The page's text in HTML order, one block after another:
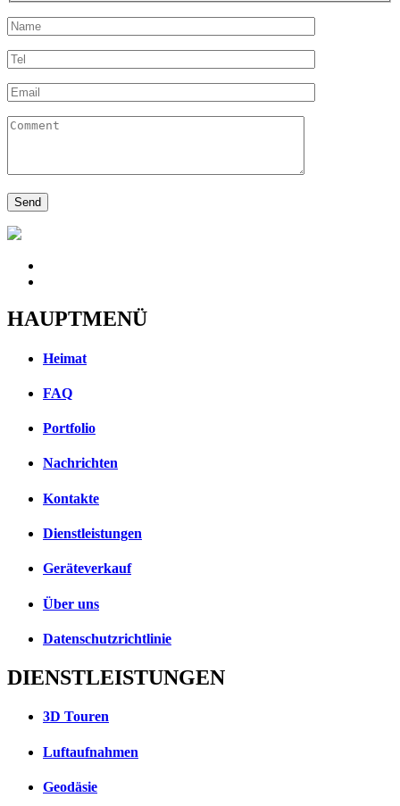
HAUPTMENÜ
Heimat
FAQ
Portfolio
Nachrichten
Kontakte
Dienstleistungen
Geräteverkauf
Über uns
Datenschutzrichtlinie
DIENSTLEISTUNGEN
3D Touren
Luftaufnahmen
Geodäsie